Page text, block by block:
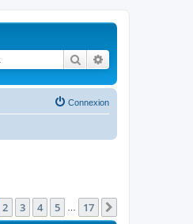
Rechercher
Connexion
sur17
2 3 4 5 17